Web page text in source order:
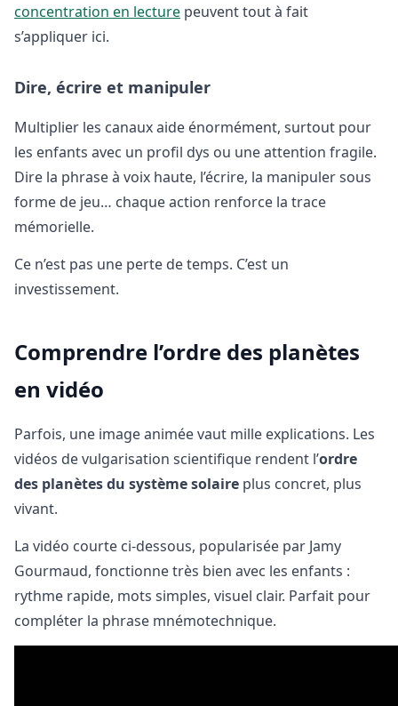
concentration en lecture peuvent tout à fait
s’appliquer ici.
Dire, écrire et manipuler
Multiplier les canaux aide énormément, surtout pour
les enfants avec un profil dys ou une attention fragile.
Dire la phrase à voix haute, l’écrire, la manipuler sous
forme de jeu… chaque action renforce la trace
mémorielle.
Ce n’est pas une perte de temps. C’est un
investissement.
Comprendre l’ordre des planètes
en vidéo
Parfois, une image animée vaut mille explications. Les
vidéos de vulgarisation scientifique rendent l’ordre
des planètes du système solaire plus concret, plus
vivant.
La vidéo courte ci-dessous, popularisée par Jamy
Gourmaud, fonctionne très bien avec les enfants :
rythme rapide, mots simples, visuel clair. Parfait pour
compléter la phrase mnémotechnique.